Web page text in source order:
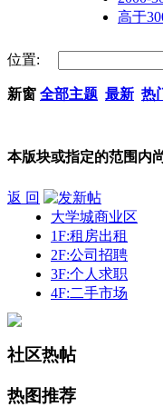
高于
位置:
新窗 全部主题 最新 热
本版块或指定的范围内
返 回
大学城商业区
1F:租房出租
2F:公司招聘
3F:个人求职
4F:二手市场
社区热帖
热图推荐